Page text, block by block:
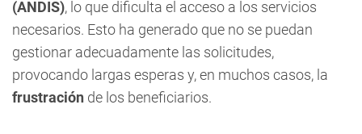
(ANDIS), lo que dificulta el acceso a los servicios
necesarios. Esto ha generado que no se puedan
gestionar adecuadamente las solicitudes,
provocando largas esperas y, en muchos casos, la
frustración de los beneficiarios.